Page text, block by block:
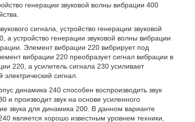
генерации звуковой волны вибрации 400
сигнала, устройство генерации звуковой
устройство генерации звуковой волны вибрации
Элемент вибрации 220 вибрирует под
вибрации 220 преобразует сигнал вибрации в
220, а усилитель сигнала 230 усиливает
сигнал.
динамика 240 способен воспроизводить звук
и производит звук на основе усиленного
звука для динамика 200. В данном варианте
является хорошо известным уровнем техники,